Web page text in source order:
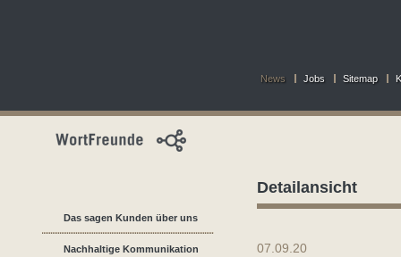
News Jobs Sitemap
Das sagen Kunden über uns
Nachhaltige Kommunikation
Detailansicht
07.09.20